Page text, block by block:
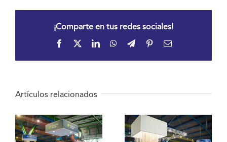
¡Comparte en tus redes sociales!
Facebook LinkedInWhatsApp
TelegramPinterestCorreo
Artículos relacionados